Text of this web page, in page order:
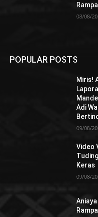
08/08/
POPULAR POSTS
Miris!
Adi
09/08/
Video
Keras
09/08/